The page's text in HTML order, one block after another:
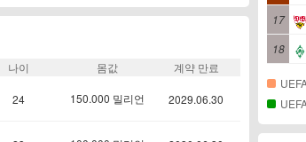
나이 몸값 계약 만료
24 150.000 밀리언 2029.06.30
17
18